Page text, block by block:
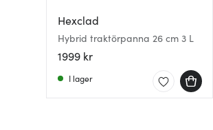
Hexclad
Hybrid traktörpanna 26 cm 3 L
1999 kr
I lager